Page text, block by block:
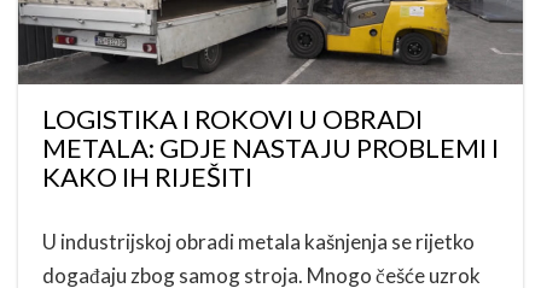
LOGISTIKA I ROKOVI U OBRADI
METALA: GDJE NASTAJU PROBLEMI I
KAKO IH RIJEŠITI
U industrijskoj obradi metala kašnjenja se rijetko
događaju zbog samog stroja. Mnogo češće uzrok